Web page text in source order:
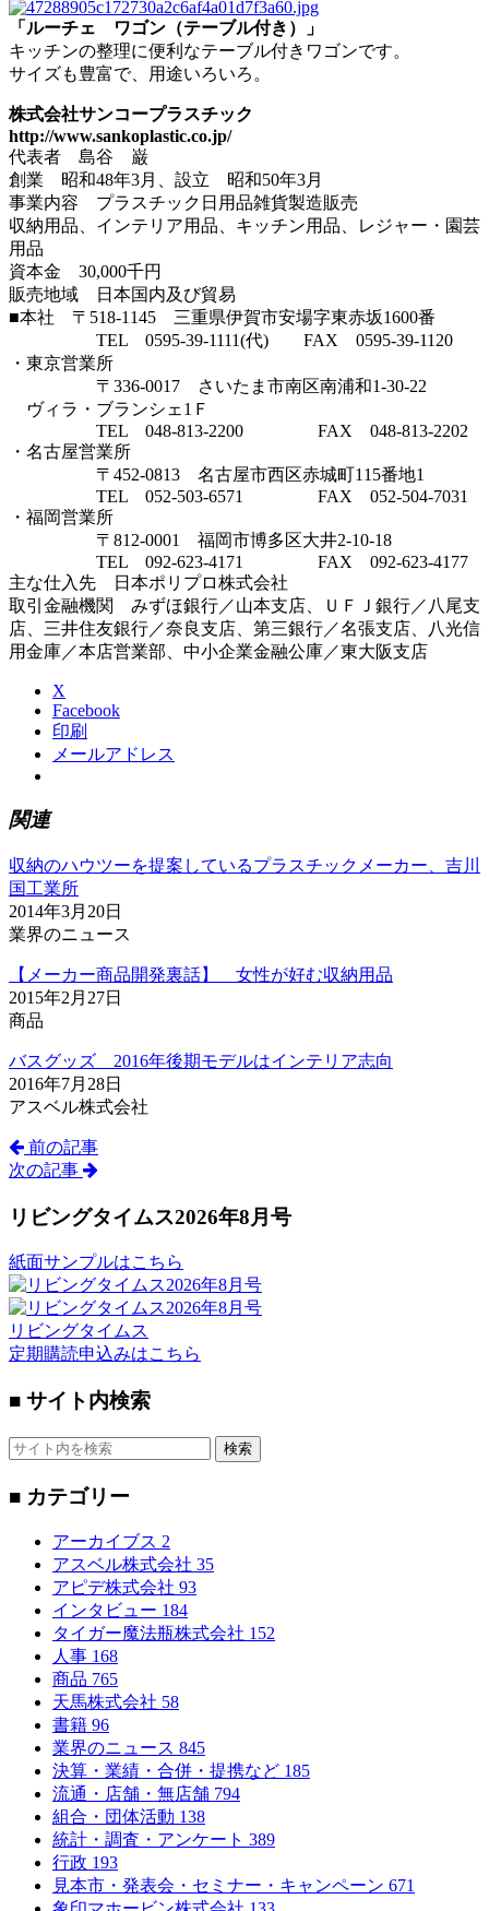
「ルーチェ ワゴン（テーブル付き）」
キッチンの整理に便利なテーブル付きワゴンです。
サイズも豊富で、用途いろいろ。
株式会社サンコープラスチック
http://www.sankoplastic.co.jp/
代表者 島谷 巌
創業 昭和48年3月、設立 昭和50年3月
事業内容 プラスチック日用品雑貨製造販売
収納用品、インテリア用品、キッチン用品、レジャー・園芸
用品
資本金 30,000千円
販売地域 日本国内及び貿易
■本社 〒518-1145 三重県伊賀市安場字東赤坂1600番
TEL 0595-39-1111(代) FAX 0595-39-1120
・東京営業所
〒336-0017 さいたま市南区南浦和1-30-22
ヴィラ・ブランシェ1Ｆ
TEL 048-813-2200 FAX 048-813-2202
・名古屋営業所
〒452-0813 名古屋市西区赤城町115番地1
TEL 052-503-6571 FAX 052-504-7031
・福岡営業所
〒812-0001 福岡市博多区大井2-10-18
TEL 092-623-4171 FAX 092-623-4177
主な仕入先 日本ポリプロ株式会社
取引金融機関 みずほ銀行／山本支店、ＵＦＪ銀行／八尾支
店、三井住友銀行／奈良支店、第三銀行／名張支店、八光信
用金庫／本店営業部、中小企業金融公庫／東大阪支店
X
Facebook
印刷
メールアドレス
関連
収納のハウツーを提案しているプラスチックメーカー、吉川
国工業所
2014年3月20日
業界のニュース
【メーカー商品開発裏話】 女性が好む収納用品
2015年2月27日
商品
バスグッズ 2016年後期モデルはインテリア志向
2016年7月28日
アスベル株式会社
前の記事
次の記事
リビングタイムス2026年8月号
紙面サンプルはこちら
リビングタイムス
定期購読申込みはこちら
■ サイト内検索
検索
■ カテゴリー
アーカイブス 2
アスベル株式会社 35
アピデ株式会社 93
インタビュー 184
タイガー魔法瓶株式会社 152
人事 168
商品 765
天馬株式会社 58
書籍 96
業界のニュース 845
決算・業績・合併・提携など 185
流通・店舗・無店舗 794
組合・団体活動 138
統計・調査・アンケート 389
行政 193
見本市・発表会・セミナー・キャンペーン 671